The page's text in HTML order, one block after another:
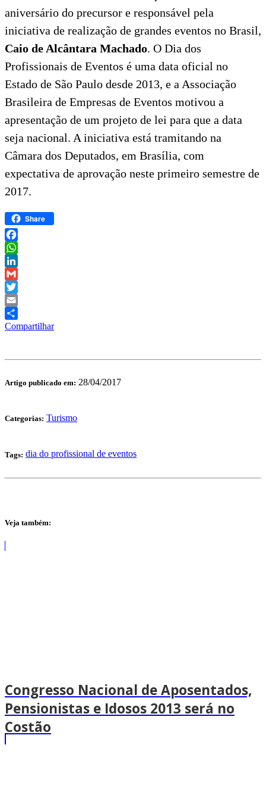
aniversário do precursor e responsável pela
iniciativa de realização de grandes eventos no Brasil,
Caio de Alcântara Machado. O Dia dos
Profissionais de Eventos é uma data oficial no
Estado de São Paulo desde 2013, e a Associação
Brasileira de Empresas de Eventos motivou a
apresentação de um projeto de lei para que a data
seja nacional. A iniciativa está tramitando na
Câmara dos Deputados, em Brasília, com
expectativa de aprovação neste primeiro semestre de
2017.
Share
Facebook
WhatsApp
LinkedIn
Gmail
Twitter
Email
Compartilhar
Artigo publicado em: 28/04/2017
Categorias: Turismo
Tags: dia do profissional de eventos
Veja também:
Congresso Nacional de Aposentados,
Pensionistas e Idosos 2013 será no
Costão